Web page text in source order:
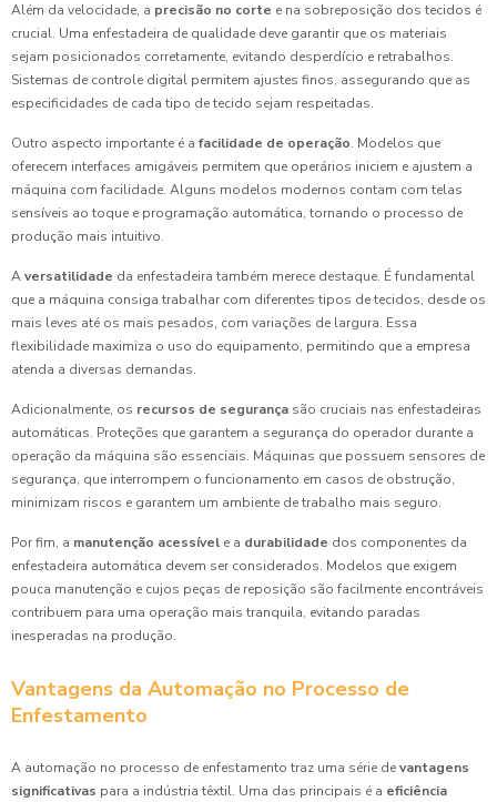
Além da velocidade, a precisão no corte e na sobreposição dos tecidos é
crucial. Uma enfestadeira de qualidade deve garantir que os materiais
sejam posicionados corretamente, evitando desperdício e retrabalhos.
Sistemas de controle digital permitem ajustes finos, assegurando que as
especificidades de cada tipo de tecido sejam respeitadas.
Outro aspecto importante é a facilidade de operação. Modelos que
oferecem interfaces amigáveis permitem que operários iniciem e ajustem a
máquina com facilidade. Alguns modelos modernos contam com telas
sensíveis ao toque e programação automática, tornando o processo de
produção mais intuitivo.
Aversatilidade da enfestadeira também merece destaque. É fundamental
que a máquina consiga trabalhar com diferentes tipos de tecidos, desde os
mais leves até os mais pesados, com variações de largura. Essa
flexibilidade maximiza o uso do equipamento, permitindo que a empresa
atenda a diversas demandas.
Adicionalmente, os recursos de segurança são cruciais nas enfestadeiras
automáticas. Proteções que garantem a segurança do operador durante a
operação da máquina são essenciais. Máquinas que possuem sensores de
segurança, que interrompem o funcionamento em casos de obstrução,
minimizam riscos e garantem um ambiente de trabalho mais seguro.
Por fim, a manutenção acessível e a durabilidade dos componentes da
enfestadeira automática devem ser considerados. Modelos que exigem
pouca manutenção e cujos peças de reposição são facilmente encontráveis
contribuem para uma operação mais tranquila, evitando paradas
inesperadas na produção.
Vantagens da Automação no Processo de
Enfestamento
A automação no processo de enfestamento traz uma série devantagens
significativas para a indústria têxtil. Uma das principais é a eficiência